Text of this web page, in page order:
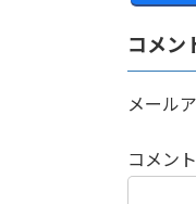
コメン
メール
コメント